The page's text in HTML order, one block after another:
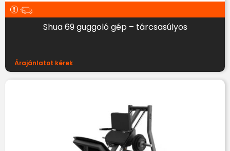
Shua 69 guggoló gép – tárcsasúlyos
Árajánlatot kérek